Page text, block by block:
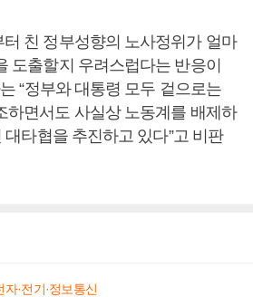
친 정부성향의 노사정위가 얼마
도출할지 우려스럽다는 반응이
“정부와 대통령 모두 겉으로는
하면서도 사실상 노동계를 배제하
대타협을 추진하고 있다”고 비판
자·전기·정보통신